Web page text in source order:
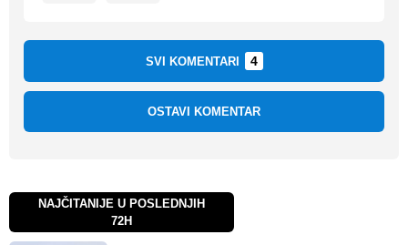
SVI KOMENTARI 4
OSTAVI KOMENTAR
NAJČITANIJE U POSLEDNJIH
72H